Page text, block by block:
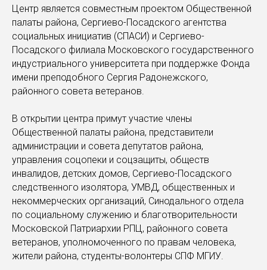
Центр является совместным проектом Общественной
палаты района, Сергиево-Посадского агентства
социальных инициатив (СПАСИ) и Сергиево-
Посадского филиала Московского государственного
индустриального университета при поддержке Фонда
имени преподобного Сергия Радонежского,
районного совета ветеранов.
В открытии центра примут участие члены
Общественной палаты района, представители
администрации и совета депутатов района,
управления соцопеки и соцзащиты, обществ
инвалидов, детских домов, Сергиево-Посадского
следственного изолятора, УМВД, общественных и
некоммерческих организаций, Синодального отдела
по социальному служению и благотворительности
Московской Патриархии РПЦ, районного совета
ветеранов, уполномоченного по правам человека,
жители района, студенты-волонтеры СПФ МГИУ.